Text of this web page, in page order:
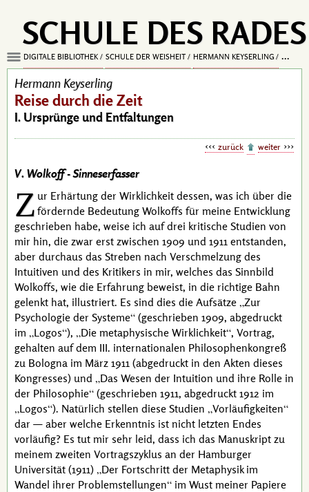
SCHULE DES RADES
DIGITALE BIBLIOTHEK SCHULE DER WEISHEIT HERMANN KEYSERLING REISE
Hermann Keyserling
Reise durch die Zeit
I. Ursprünge und Entfaltungen
zurück weiter
V. Wolkoff -Sinneserfasser
Z ur Erhärtung der Wirklichkeit dessen, was ich über die
fördernde Bedeutung Wolkoffs für meine Entwicklung
geschrieben habe, weise ich auf drei kritische Studien von
mir hin, die zwar erst zwischen 1909 und 1911 entstanden,
aber durchaus das Streben nach Verschmelzung des
Intuitiven und des Kritikers in mir, welches das Sinnbild
Wolkoffs, wie die Erfahrung beweist, in die richtige Bahn
gelenkt hat, illustriert. Es sind dies die Aufsätze Zur
Psychologie der Systeme (geschrieben 1909, abgedruckt
im
Logos ), Die metaphysische Wirklichkeit , Vortrag,
gehalten auf dem III. internationalen Philosophenkongreß
zu Bologna im März 1911 (abgedruckt in den Akten dieses
Kongresses) und
Das Wesen der Intuition und ihre Rolle in
der Philosophie (geschrieben 1911, abgedruckt 1912 im
Logos ). Natürlich stellen diese Studien Vorläufigkeiten
dar — aber welche Erkenntnis ist nicht letzten Endes
vorläufig? Es tut mir sehr leid, dass ich das Manuskript zu
meinem zweiten Vortragszyklus an der Hamburger
Universität (1911) Der Fortschritt der Metaphysik im
Wandel ihrer Problemstellungen
im Wust meiner Papiere